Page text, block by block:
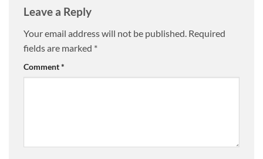
Leave a Reply
Your email address will not be published. Required
fields are marked *
Comment*